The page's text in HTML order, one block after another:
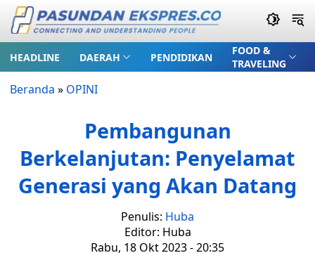
HEADLINE DAERAH PENDIDIKAN
FOOD &
TRAVELING
Beranda » OPINI
Pembangunan
Berkelanjutan: Penyelamat
Generasi yang Akan Datang
Penulis: Huba
Editor: Huba
Rabu, 18 Okt 2023 - 20:35